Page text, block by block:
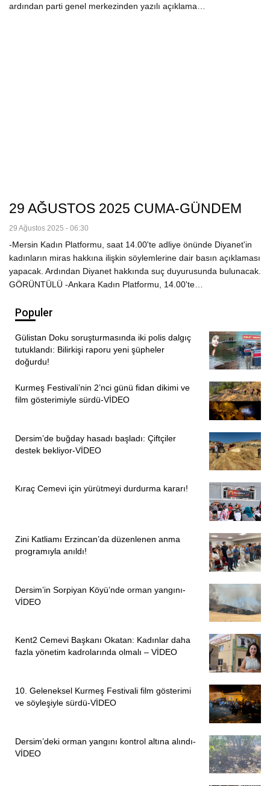
ardından parti genel merkezinden yazılı açıklama…
29 AĞUSTOS 2025 CUMA-GÜNDEM
29 Ağustos 2025 - 06:30
-Mersin Kadın Platformu, saat 14.00'te adliye önünde Diyanet'in
kadınların miras hakkına ilişkin söylemlerine dair basın açıklaması
yapacak. Ardından Diyanet hakkında suç duyurusunda bulunacak.
GÖRÜNTÜLÜ -Ankara Kadın Platformu, 14.00'te…
Populer
Gülistan Doku soruşturmasında iki polis dalgıç
tutuklandı: Bilirkişi raporu yeni şüpheler
doğurdu!
Kurmeş Festivali’nin 2’nci günü fidan dikimi ve
film gösterimiyle sürdü-VİDEO
Dersim’de buğday hasadı başladı: Çiftçiler
destek bekliyor-VİDEO
Kıraç Cemevi için yürütmeyi durdurma kararı!
Zini Katliamı Erzincan’da düzenlenen anma
programıyla anıldı!
Dersim’in Sorpiyan Köyü’nde orman yangını-
VİDEO
Kent2 Cemevi Başkanı Okatan: Kadınlar daha
fazla yönetim kadrolarında olmalı – VİDEO
10. Geleneksel Kurmeş Festivali film gösterimi
ve söyleşiyle sürdü-VİDEO
Dersim’deki orman yangını kontrol altına alındı-
VİDEO